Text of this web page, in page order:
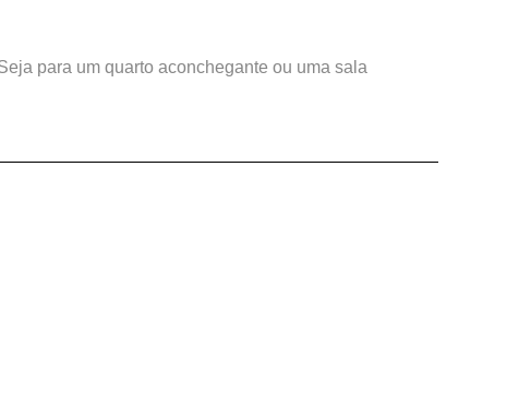
para um quarto aconchegante ou uma sala